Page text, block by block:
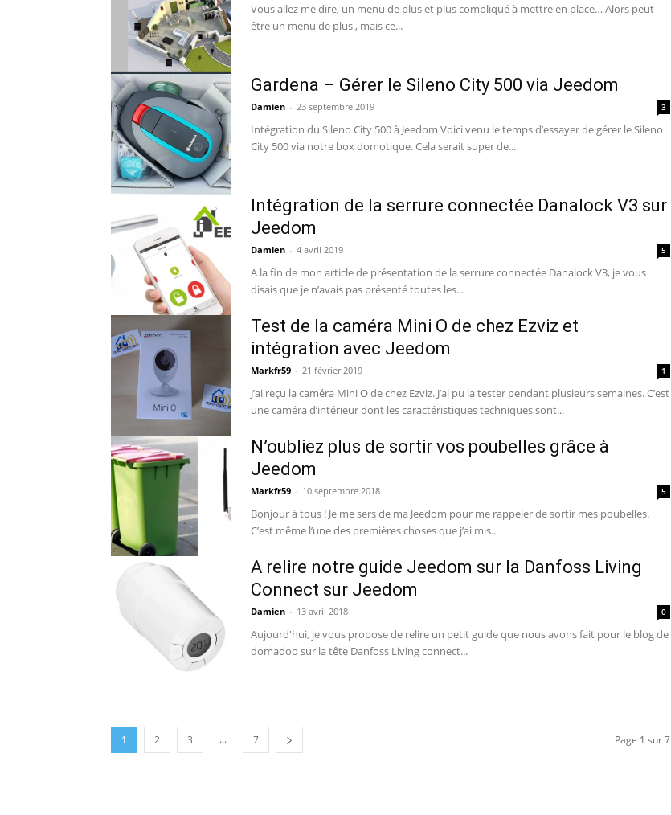
Vous allez me dire, un menu de plus et plus compliqué à mettre en place… Alors peut
être un menu de plus , mais ce...
Gardena – Gérer le Sileno City 500 via Jeedom
Damien - 23 septembre 2019 3
Intégration du Sileno City 500 à Jeedom Voici venu le temps d’essayer de gérer le Sileno
City 500 via notre box domotique. Cela serait super de...
Intégration de la serrure connectée Danalock V3 sur
Jeedom
Damien - 4 avril 2019 5
A la fin de mon article de présentation de la serrure connectée Danalock V3, je vous
disais que je n’avais pas présenté toutes les...
Test de la caméra Mini O de chez Ezviz et
intégration avec Jeedom
Markfr59 - 21 février 2019 1
J’ai reçu la caméra Mini O de chez Ezviz. J’ai pu la tester pendant plusieurs semaines. C’est
une caméra d’intérieur dont les caractéristiques techniques sont...
N’oubliez plus de sortir vos poubelles grâce à
Jeedom
Markfr59 - 10 septembre 2018 5
Bonjour à tous ! Je me sers de ma Jeedom pour me rappeler de sortir mes poubelles.
C’est même l’une des premières choses que j’ai mis...
A relire notre guide Jeedom sur la Danfoss Living
Connect sur Jeedom
Damien - 13 avril 2018 0
Aujourd'hui, je vous propose de relire un petit guide que nous avons fait pour le blog de
domadoo sur la tête Danfoss Living connect...
1 2 3 ... 7 Page 1 sur 7